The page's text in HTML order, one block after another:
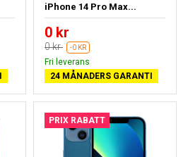
iPhone 14 Pro Max...
0 kr
0 kr -0 KR
Fri leverans
24 MÅNADERS GARANTI
PRIX RABATT